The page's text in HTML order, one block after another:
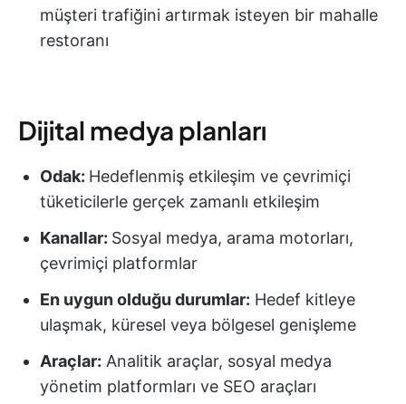
müşteri trafiğini artırmak isteyen bir mahalle
restoranı
Dijital medya planları
Odak: Hedeflenmiş etkileşim ve çevrimiçi
tüketicilerle gerçek zamanlı etkileşim
Kanallar: Sosyal medya, arama motorları,
çevrimiçi platformlar
En uygun olduğu durumlar: Hedef kitleye
ulaşmak, küresel veya bölgesel genişleme
Araçlar: Analitik araçlar, sosyal medya
yönetim platformları ve SEO araçları